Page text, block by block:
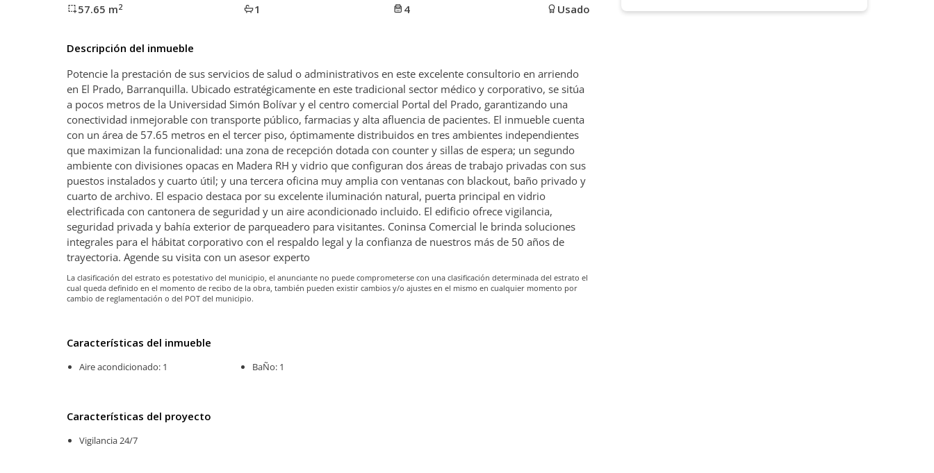
57.65 m2 1 4 Usado
Descripción del inmueble
Potencie la prestación de sus servicios de salud o administrativos en este excelente consultorio en arriendo
en El Prado, Barranquilla. Ubicado estratégicamente en este tradicional sector médico y corporativo, se sitúa
a pocos metros de la Universidad Simón Bolívar y el centro comercial Portal del Prado, garantizando una
conectividad inmejorable con transporte público, farmacias y alta afluencia de pacientes. El inmueble cuenta
con un área de 57.65 metros en el tercer piso, óptimamente distribuidos en tres ambientes independientes
que maximizan la funcionalidad: una zona de recepción dotada con counter y sillas de espera; un segundo
ambiente con divisiones opacas en Madera RH y vidrio que configuran dos áreas de trabajo privadas con sus
puestos instalados y cuarto útil; y una tercera oficina muy amplia con ventanas con blackout, baño privado y
cuarto de archivo. El espacio destaca por su excelente iluminación natural, puerta principal en vidrio
electrificada con cantonera de seguridad y un aire acondicionado incluido. El edificio ofrece vigilancia,
seguridad privada y bahía exterior de parqueadero para visitantes. Coninsa Comercial le brinda soluciones
integrales para el hábitat corporativo con el respaldo legal y la confianza de nuestros más de 50 años de
trayectoria. Agende su visita con un asesor experto
La clasificación del estrato es potestativo del municipio, el anunciante no puede comprometerse con una clasificación determinada del estrato el
cual queda definido en el momento de recibo de la obra, también pueden existir cambios y/o ajustes en el mismo en cualquier momento por
cambio de reglamentación o del POT del municipio.
Características del inmueble
Aire acondicionado: 1 BaÑo: 1
Características del proyecto
Vigilancia 24/7